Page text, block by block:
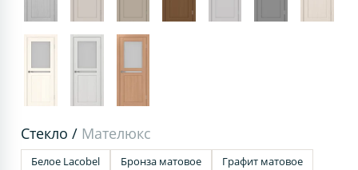
Стекло / Мателюкс
Белое Lacobel Бронза матовое
Графит матовое